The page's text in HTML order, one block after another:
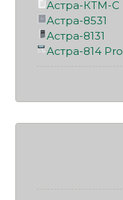
Астра-КТМ-С
Астра-8531
Астра-8131
Астра-814 Pro